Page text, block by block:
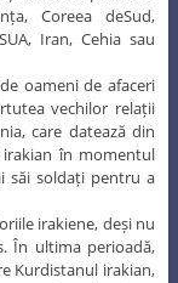
Coreea deSud,
Iran, Cehia sau
oameni de afaceri
vechilor relații
care datează din
în momentul
săi soldați pentru a
irakiene, deși nu
În ultima perioadă,
Kurdistanul irakian,